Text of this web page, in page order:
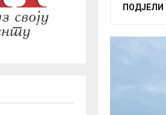
ПОДЈЕЛИ